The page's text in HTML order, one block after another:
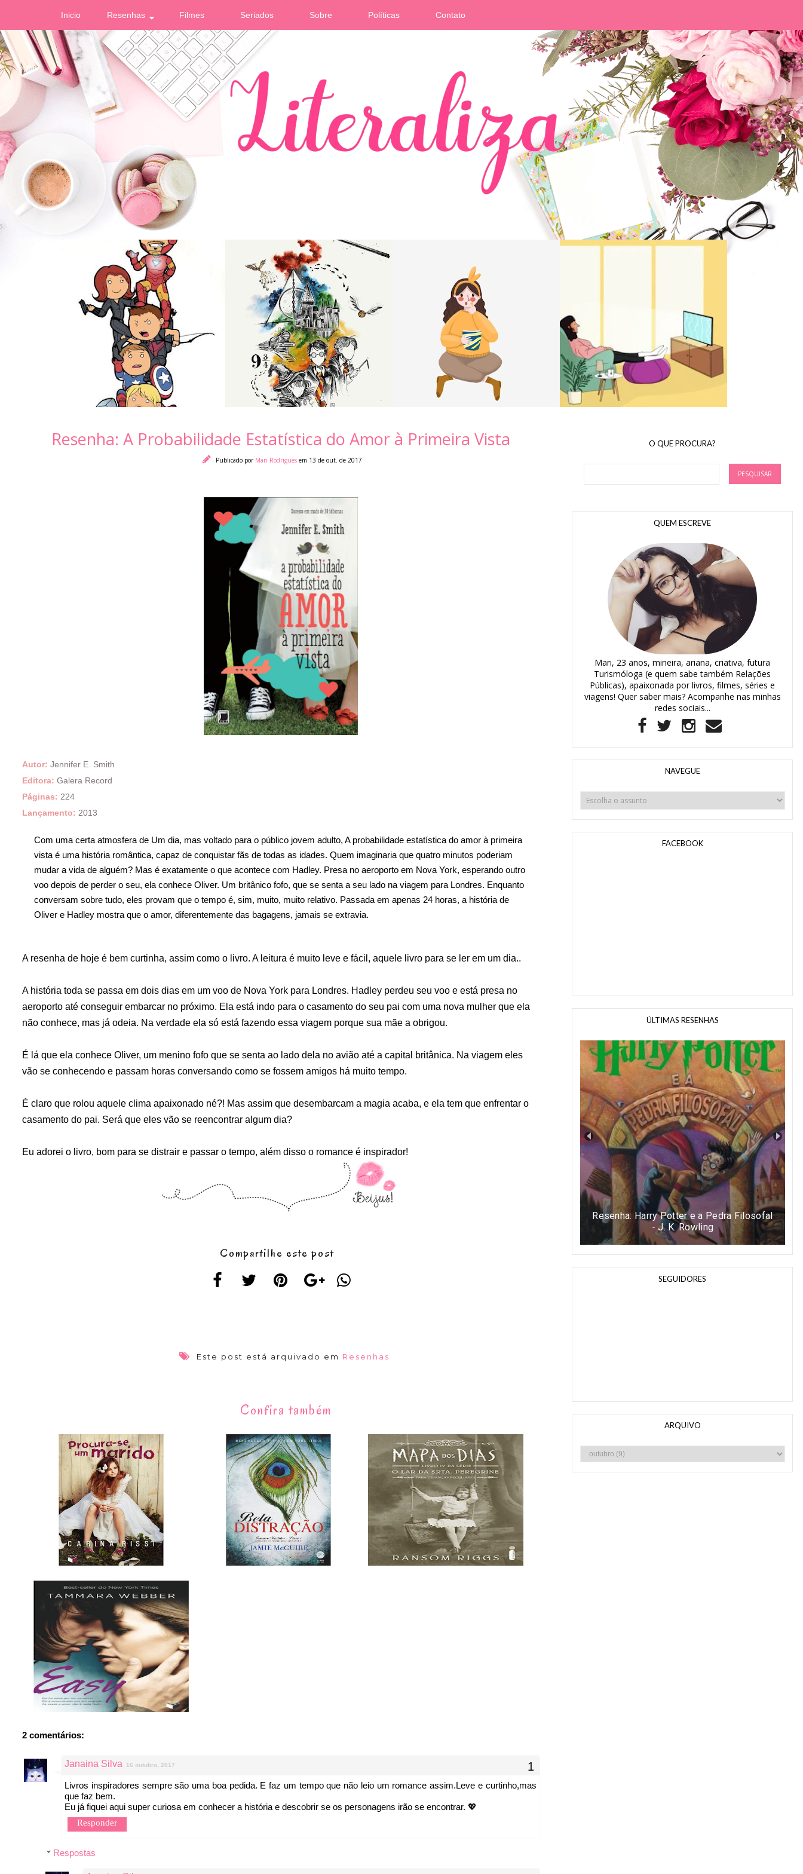
Inicio Resenhas Filmes Seriados Sobre Políticas Contato
Resenha: A Probabilidade Estatística do Amor à Primeira Vista
Publicado por Mari Rodriguesem 13 de out. de 2017
Autor: Jennifer E. Smith
Editora: Galera Record
Páginas: 224
Lançamento: 2013
Com uma certa atmosfera de Um dia, mas voltado para o público jovem adulto, A probabilidade estatística do amor à primeira
vista é uma história romântica, capaz de conquistar fãs de todas as idades. Quem imaginaria que quatro minutos poderiam
mudar a vida de alguém? Mas é exatamente o que acontece com Hadley. Presa no aeroporto em Nova York, esperando outro
voo depois de perder o seu, ela conhece Oliver. Um britânico fofo, que se senta a seu lado na viagem para Londres. Enquanto
conversam sobre tudo, eles provam que o tempo é, sim, muito, muito relativo. Passada em apenas 24 horas, a história de
Oliver e Hadley mostra que o amor, diferentemente das bagagens, jamais se extravia.
A resenha de hoje é bem curtinha, assim como o livro. A leitura é muito leve e fácil, aquele livro para se ler em um dia..
A história toda se passa em dois dias em um voo de Nova York para Londres. Hadley perdeu seu voo e está presa no
aeroporto até conseguir embarcar no próximo. Ela está indo para o casamento do seu pai com uma nova mulher que ela
não conhece, mas já odeia. Na verdade ela só está fazendo essa viagem porque sua mãe a obrigou.
É lá que ela conhece Oliver, um menino fofo que se senta ao lado dela no avião até a capital britânica. Na viagem eles
vão se conhecendo e passam horas conversando como se fossem amigos há muito tempo.
É claro que rolou aquele clima apaixonado né?! Mas assim que desembarcam a magia acaba, e ela tem que enfrentar o
casamento do pai. Será que eles vão se reencontrar algum dia?
Eu adorei o livro, bom para se distrair e passar o tempo, além disso o romance é inspirador!
Compartilhe este post
Este post está arquivado em Resenhas
Confira também
2 comentários:
Janaina Silva 16 outubro, 2017
Livros inspiradores sempre são uma boa pedida. E faz um tempo que não leio um romance assim.Leve e curtinho,mas
que faz bem.
Eu já fiquei aqui super curiosa em conhecer a história e descobrir se os personagens irão se encontrar. 💖
Responder
Respostas
O QUE PROCURA?
QUEM ESCREVE
Mari, 23 anos, mineira, ariana, criativa, futura
Turismóloga (e quem sabe também Relações
Públicas), apaixonada por livros, filmes, séries e
viagens! Quer saber mais? Acompanhe nas minhas
redes sociais...
NAVEGUE
FACEBOOK
ÚLTIMAS RESENHAS
Resenha: Harry Potter e a Pedra Filosofal
- J. K. Rowling
SEGUIDORES
ARQUIVO